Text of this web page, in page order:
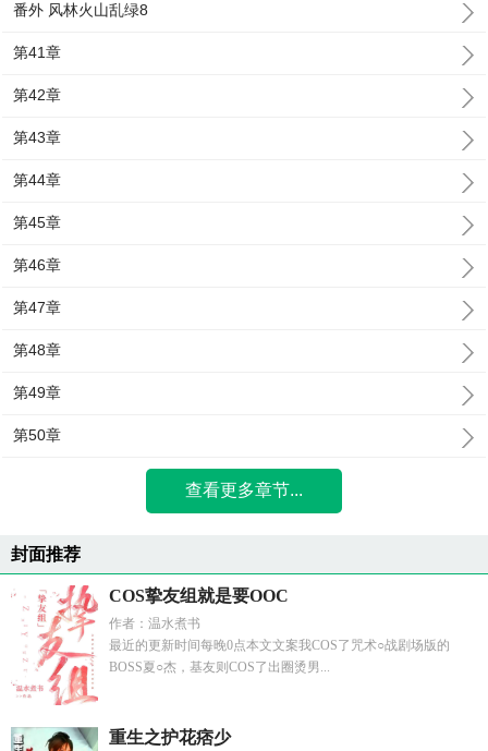
番外 风林火山乱绿8
第41章
第42章
第43章
第44章
第45章
第46章
第47章
第48章
第49章
第50章
查看更多章节...
封面推荐
COS挚友组就是要OOC
作者：温水煮书
最近的更新时间每晚0点本文文案我COS了咒术○战剧场版的
BOSS夏○杰，基友则COS了出圈烫男...
重生之护花痞少